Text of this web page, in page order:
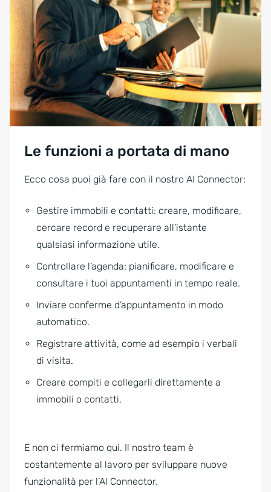
Le funzioni a portata di mano
Ecco cosa puoi già fare con il nostro AI Connector:
Gestire immobili e contatti: creare, modificare,
cercare record e recuperare all’istante
qualsiasi informazione utile.
Controllare l’agenda: pianificare, modificare e
consultare i tuoi appuntamenti in tempo reale.
Inviare conferme d’appuntamento in modo
automatico.
Registrare attività, come ad esempio i verbali
di visita.
Creare compiti e collegarli direttamente a
immobili o contatti.
E non ci fermiamo qui. Il nostro team è
costantemente al lavoro per sviluppare nuove
funzionalità per l’AI Connector.